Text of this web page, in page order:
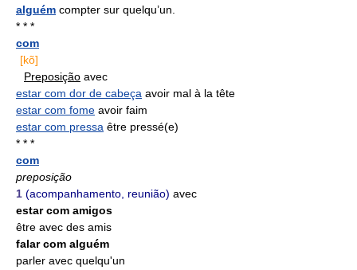
alguém compter sur quelqu’un.
* * *
com
[kõ]
Preposição avec
estar com dor de cabeça avoir mal à la tête
estar com fome avoir faim
estar com pressa être pressé(e)
* * *
com
preposição
1 (acompanhamento, reunião) avec
estar com amigos
être avec des amis
falar com alguém
parler avec quelqu'un